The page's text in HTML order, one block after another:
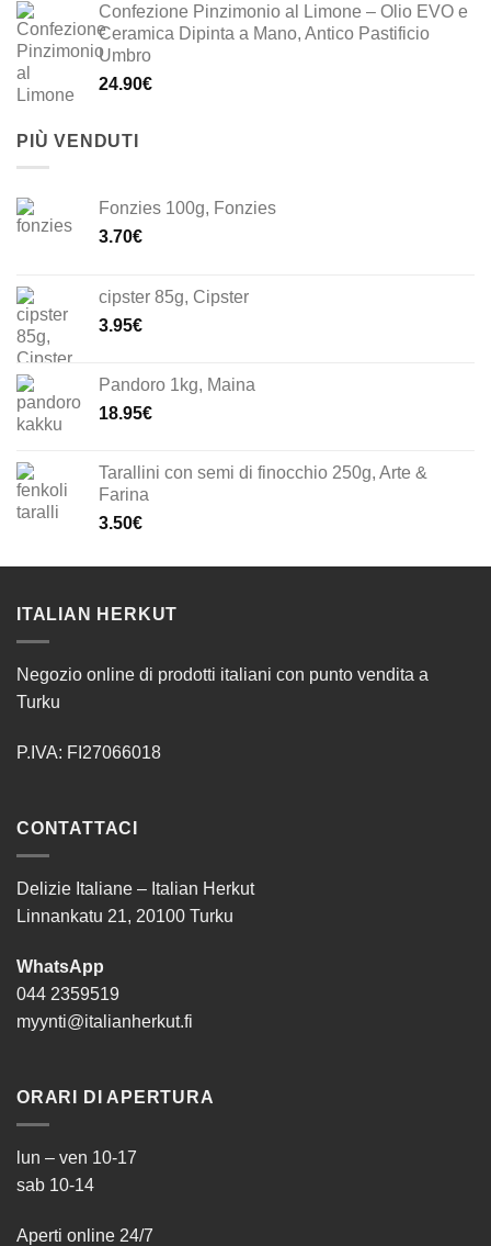
Confezione Pinzimonio al Limone – Olio EVO e
Ceramica Dipinta a Mano, Antico Pastificio
Umbro
24.90€
PIÙ VENDUTI
Fonzies 100g, Fonzies
3.70€
cipster 85g, Cipster
3.95€
Pandoro 1kg, Maina
18.95€
Tarallini con semi di finocchio 250g, Arte &
Farina
3.50€
ITALIAN HERKUT
Negozio online di prodotti italiani con punto vendita a
Turku
P.IVA: FI27066018
CONTATTACI
Delizie Italiane – Italian Herkut
Linnankatu 21, 20100 Turku
WhatsApp
044 2359519
myynti@italianherkut.fi
ORARI DI APERTURA
lun – ven 10-17
sab 10-14
Aperti online 24/7